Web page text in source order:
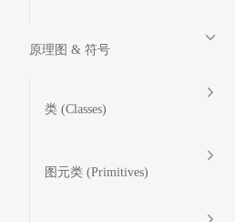
原理图 & 符号
类 (Classes)
图元类 (Primitives)